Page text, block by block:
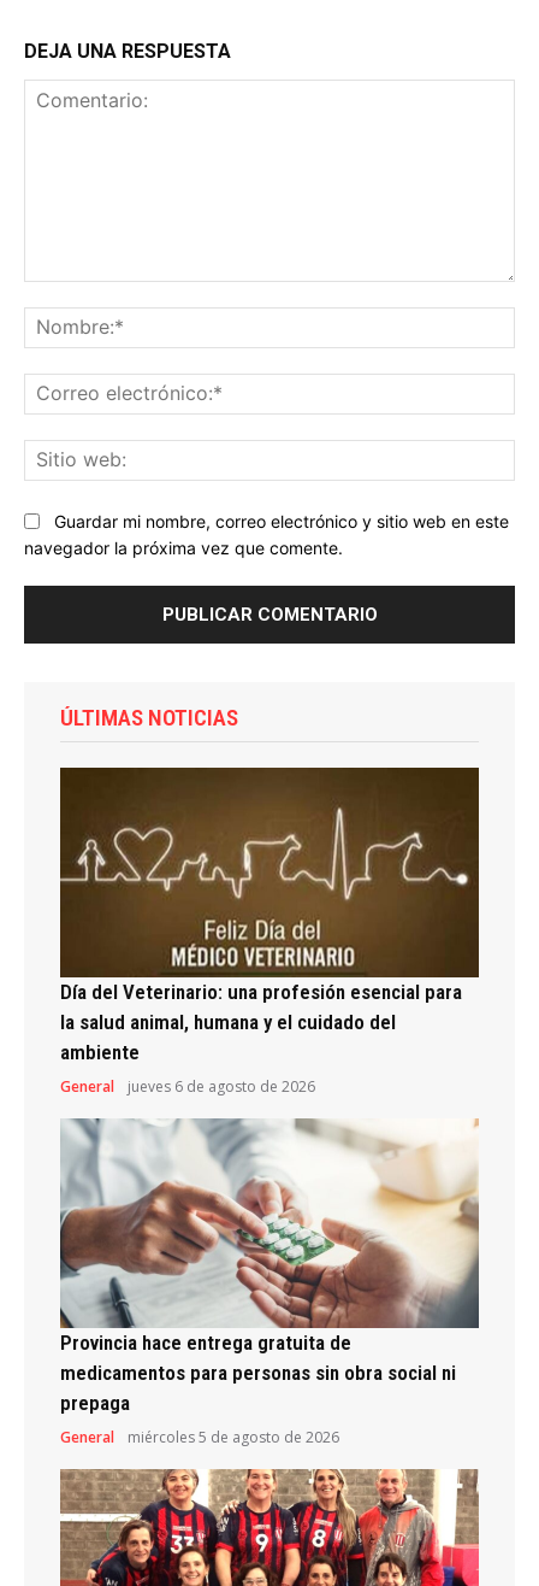
DEJA UNA RESPUESTA
Guardar mi nombre, correo electrónico y sitio web en este
navegador la próxima vez que comente.
ÚLTIMAS NOTICIAS
Día del Veterinario: una profesión esencial para
la salud animal, humana y el cuidado del
ambiente
General jueves 6 de agosto de 2026
Provincia hace entrega gratuita de
medicamentos para personas sin obra social ni
prepaga
General miércoles 5 de agosto de 2026